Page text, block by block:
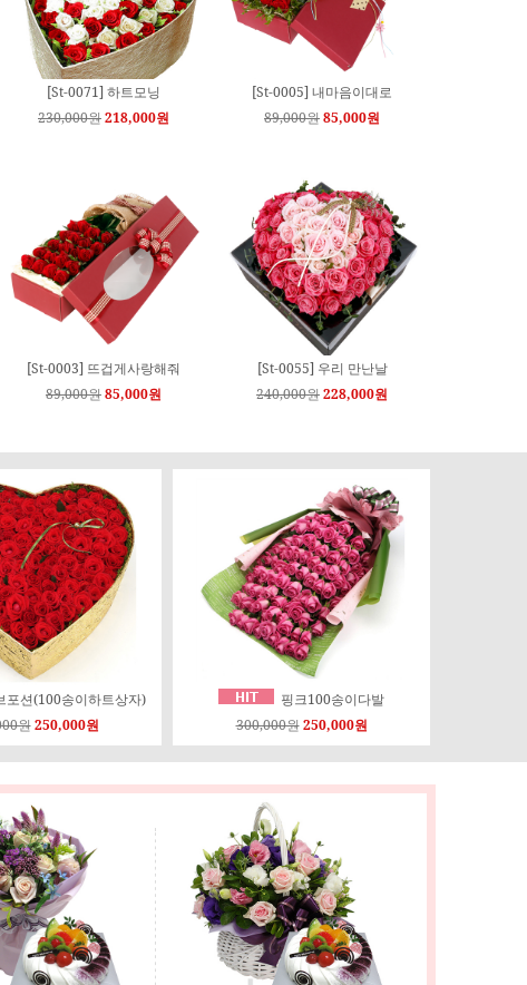
[Sd-0131] 축하3단화환
120,000원99,000원
[Sd-0098] 명품축하3단[특대]
120,000원114,000원
[Sd-0125] 축하4단화환
150,000원142,000원
[Sd-0124] 축하5단화환
220,000원209,000원
포션(100송이하트상자)
원 250,000원
핑크100송이다발
300,000원 250,000원